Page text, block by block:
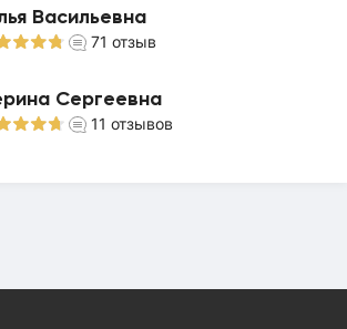
Васильевна
71 отзыв
Сергеевна
11 отзывов